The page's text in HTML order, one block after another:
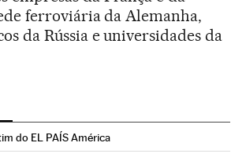
ferroviária da Alemanha,
da Rússia e universidades da
do EL PAÍS América